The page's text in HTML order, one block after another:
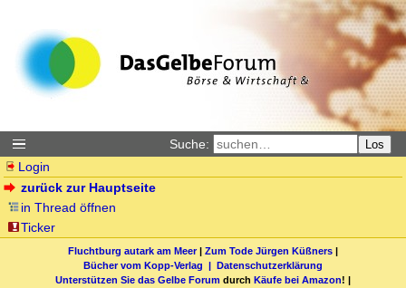
Suche: Los
Login
zurück zur Hauptseite
in Thread öffnen
Ticker
Fluchtburg autark am Meer| Zum Tode Jürgen Küßners |
Bücher vom Kopp-Verlag | Datenschutzerklärung
Unterstützen Sie das Gelbe Forum durch Käufe bei Amazon! |